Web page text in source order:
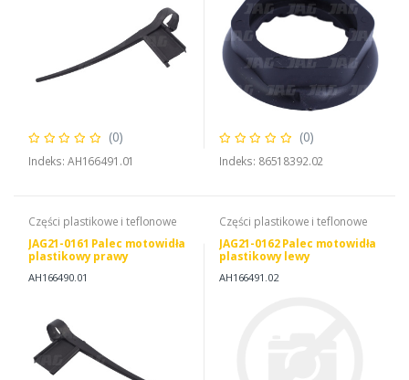
(0)
Indeks: AH166491.01
(0)
Indeks: 86518392.02
Części plastikowe i teflonowe
JAG21-0161 Palec motowidła
plastikowy prawy
AH166490.01
Części plastikowe i teflonowe
JAG21-0162 Palec motowidła
plastikowy lewy
AH166491.02